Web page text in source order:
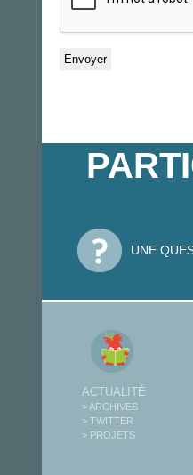
UNE
ACTUALITÉ
> ARCHIVES
> TWITTER
> PROJETS